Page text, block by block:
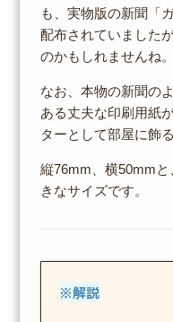
も、実物版の新聞「
配布されていました
のかもしれませんね。
なお、本物の新聞の
ある丈夫な印刷用紙
ターとして部屋に飾
縦76mm、横50mm
きなサイズです。
※解説